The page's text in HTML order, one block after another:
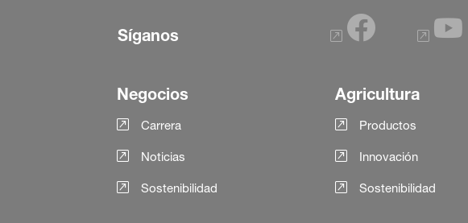
Síganos
Negocios
Carrera
Noticias
Sostenibilidad
Agricultura
Productos
Innovación
Sostenibilidad